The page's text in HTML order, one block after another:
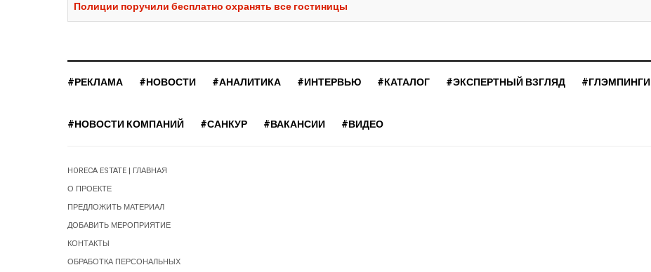
Полиции поручили бесплатно охранять все гостиницы
#РЕКЛАМА #НОВОСТИ #АНАЛИТИКА #ИНТЕРВЬЮ #КАТАЛОГ #ЭКСПЕРТНЫЙ ВЗГЛЯД #ГЛЭМПИНГИ
#НОВОСТИ КОМПАНИЙ #САНКУР #ВАКАНСИИ #ВИДЕО
HORECA ESTATE | ГЛАВНАЯ
О ПРОЕКТЕ
ПРЕДЛОЖИТЬ МАТЕРИАЛ
ДОБАВИТЬ МЕРОПРИЯТИЕ
КОНТАКТЫ
ОБРАБОТКА ПЕРСОНАЛЬНЫХ